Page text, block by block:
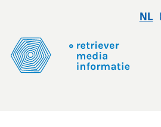
NL